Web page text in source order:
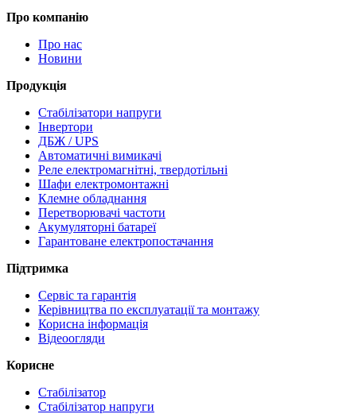
Про компанію
Про нас
Новини
Продукція
Стабілізатори напруги
Інвертори
ДБЖ / UPS
Автоматичні вимикачі
Реле електромагнітні, твердотільні
Шафи електромонтажні
Клемне обладнання
Перетворювачі частоти
Акумуляторні батареї
Гарантоване електропостачання
Підтримка
Сервіс та гарантія
Керівництва по експлуатації та монтажу
Корисна інформація
Відеоогляди
Корисне
Стабілізатор
Стабілізатор напруги